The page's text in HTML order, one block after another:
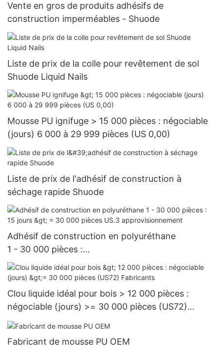
Vente en gros de produits adhésifs de
construction imperméables - Shuode
Liste de prix de la colle pour revêtement de sol
Shuode Liquid Nails
Mousse PU ignifuge > 15 000 pièces : négociable
(jours) 6 000 à 29 999 pièces (US 0,00)
Liste de prix de l'adhésif de construction à
séchage rapide Shuode
Adhésif de construction en polyuréthane
1 - 30 000 pièces :
15 jours > = 30 000 pièces US.3 approvisionnem
ent
Clou liquide idéal pour bois > 12 000 pièces :
négociable (jours) >= 30 000 pièces (US72)
Fabricants
Fabricant de mousse PU OEM